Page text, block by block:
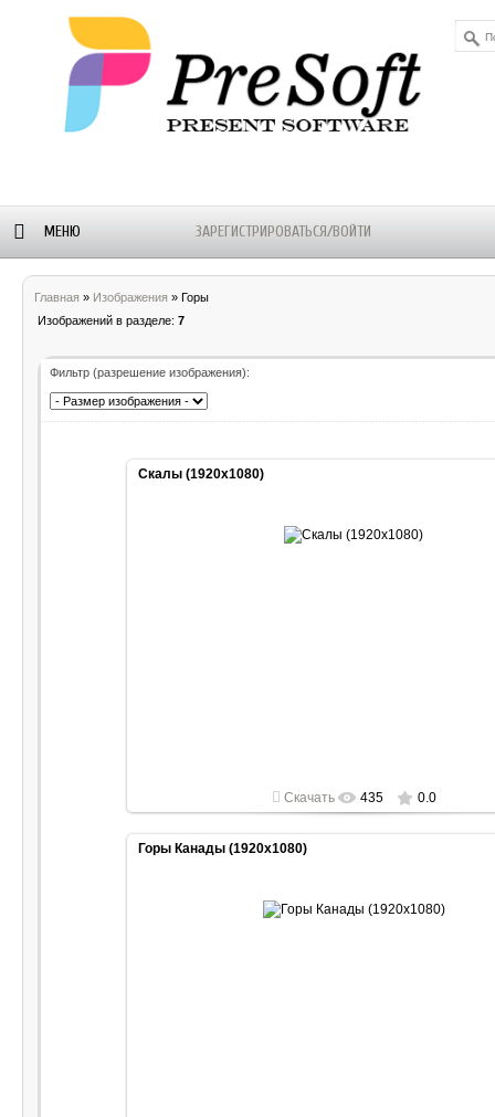
МЕНЮ ЗАРЕГИСТРИРОВАТЬСЯ/ВОЙТИ
НОВОСТИ
Главная » Изображения » Горы
Изображений в разделе: 7
Фильтр (разрешение изображения):
Скалы (1920x1080)
Скачать 435 0.0
Горы Канады (1920x1080)